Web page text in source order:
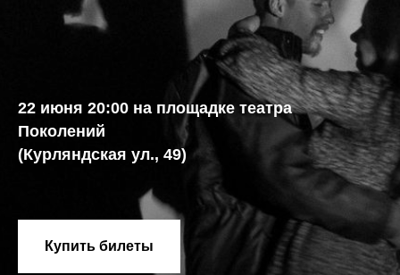
22 июня 20:00 на площадке театра
Поколений
(Курляндская ул., 49)
Купить билеты